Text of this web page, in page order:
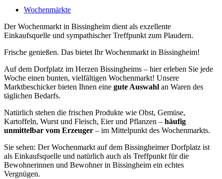
Wochenmärkte
Der Wochenmarkt in Bissingheim dient als exzellente
Einkaufsquelle und sympathischer Treffpunkt zum Plaudern.
Frische genießen. Das bietet Ihr Wochenmarkt in Bissingheim!
Auf dem Dorfplatz im Herzen Bissingheims – hier erleben Sie jede
Woche einen bunten, vielfältigen Wochenmarkt! Unsere
Marktbeschicker bieten Ihnen eine gute Auswahl an Waren des
täglichen Bedarfs.
Natürlich stehen die frischen Produkte wie Obst, Gemüse,
Kartoffeln, Wurst und Fleisch, Eier und Pflanzen – häufig
unmittelbar vom Erzeuger – im Mittelpunkt des Wochenmarkts.
Sie sehen: Der Wochenmarkt auf dem Bissingheimer Dorfplatz ist
als Einkaufsquelle und natürlich auch als Treffpunkt für die
Bewohnerinnen und Bewohner in Bissingheim ein echtes
Vergnügen.